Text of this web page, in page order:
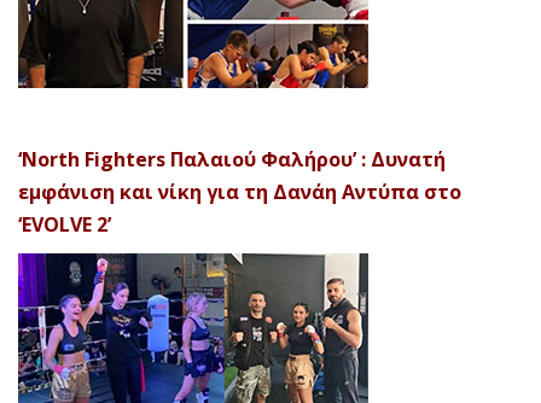
‘North Fighters Παλαιού Φαλήρου’ : Δυνατή
εμφάνιση και νίκη για τη Δανάη Αντύπα στο
‘EVOLVE 2’